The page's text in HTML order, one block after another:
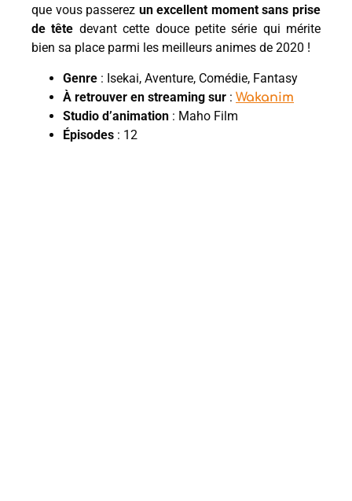
que vous passerez un excellent moment sans prise
de tête devant cette douce petite série qui mérite
bien sa place parmi les meilleurs animes de 2020 !
Genre : Isekai, Aventure, Comédie, Fantasy
À retrouver en streaming sur : Wakanim
Studio d’animation : Maho Film
Épisodes : 12